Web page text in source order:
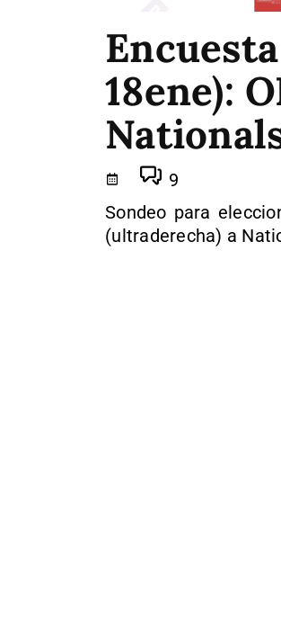
18ene):
9
Sondeo para
(ultraderecha) a